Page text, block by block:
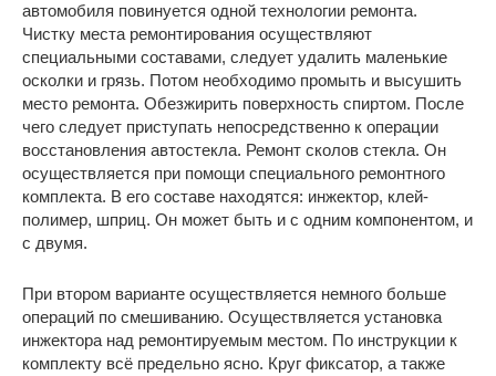
автомобиля повинуется одной технологии ремонта.
Чистку места ремонтирования осуществляют
специальными составами, следует удалить маленькие
осколки и грязь. Потом необходимо промыть и высушить
место ремонта. Обезжирить поверхность спиртом. После
чего следует приступать непосредственно к операции
восстановления автостекла. Ремонт сколов стекла. Он
осуществляется при помощи специального ремонтного
комплекта. В его составе находятся: инжектор, клей-
полимер, шприц. Он может быть и с одним компонентом, и
с двумя.
При втором варианте осуществляется немного больше
операций по смешиванию. Осуществляется установка
инжектора над ремонтируемым местом. По инструкции к
комплекту всё предельно ясно. Круг фиксатор, а также